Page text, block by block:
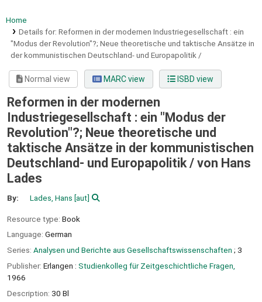
Home
Details for: Reformen in der modernen Industriegesellschaft : ein
"Modus der Revolution"?; Neue theoretische und taktische Ansätze in
der kommunistischen Deutschland- und Europapolitik /
Normal view MARC view ISBD view
Reformen in der modernen
Industriegesellschaft : ein "Modus der
Revolution"?; Neue theoretische und
taktische Ansätze in der kommunistischen
Deutschland- und Europapolitik / von Hans
Lades
By: Lades, Hans [aut]
Resource type: Book
Language: German
Series: Analysen und Berichte aus Gesellschaftswissenschaften ; 3
Publisher: Erlangen : Studienkolleg für Zeitgeschichtliche Fragen,
1966
Description: 30 Bl